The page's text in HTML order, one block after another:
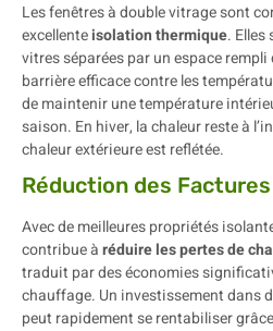
Les fenêtres à double vitrage sont
excellenteisolation thermique.
vitres séparées par un espace
barrière efficace contre les
de maintenir une température
saison. En hiver, la chaleur reste à
chaleur extérieure est reflétée.
Réduction des
Avec de meilleures propriétés
contribue àréduire les pertes de
traduit par des économies
chauffage. Un investissement dans
peut rapidement se rentabiliser